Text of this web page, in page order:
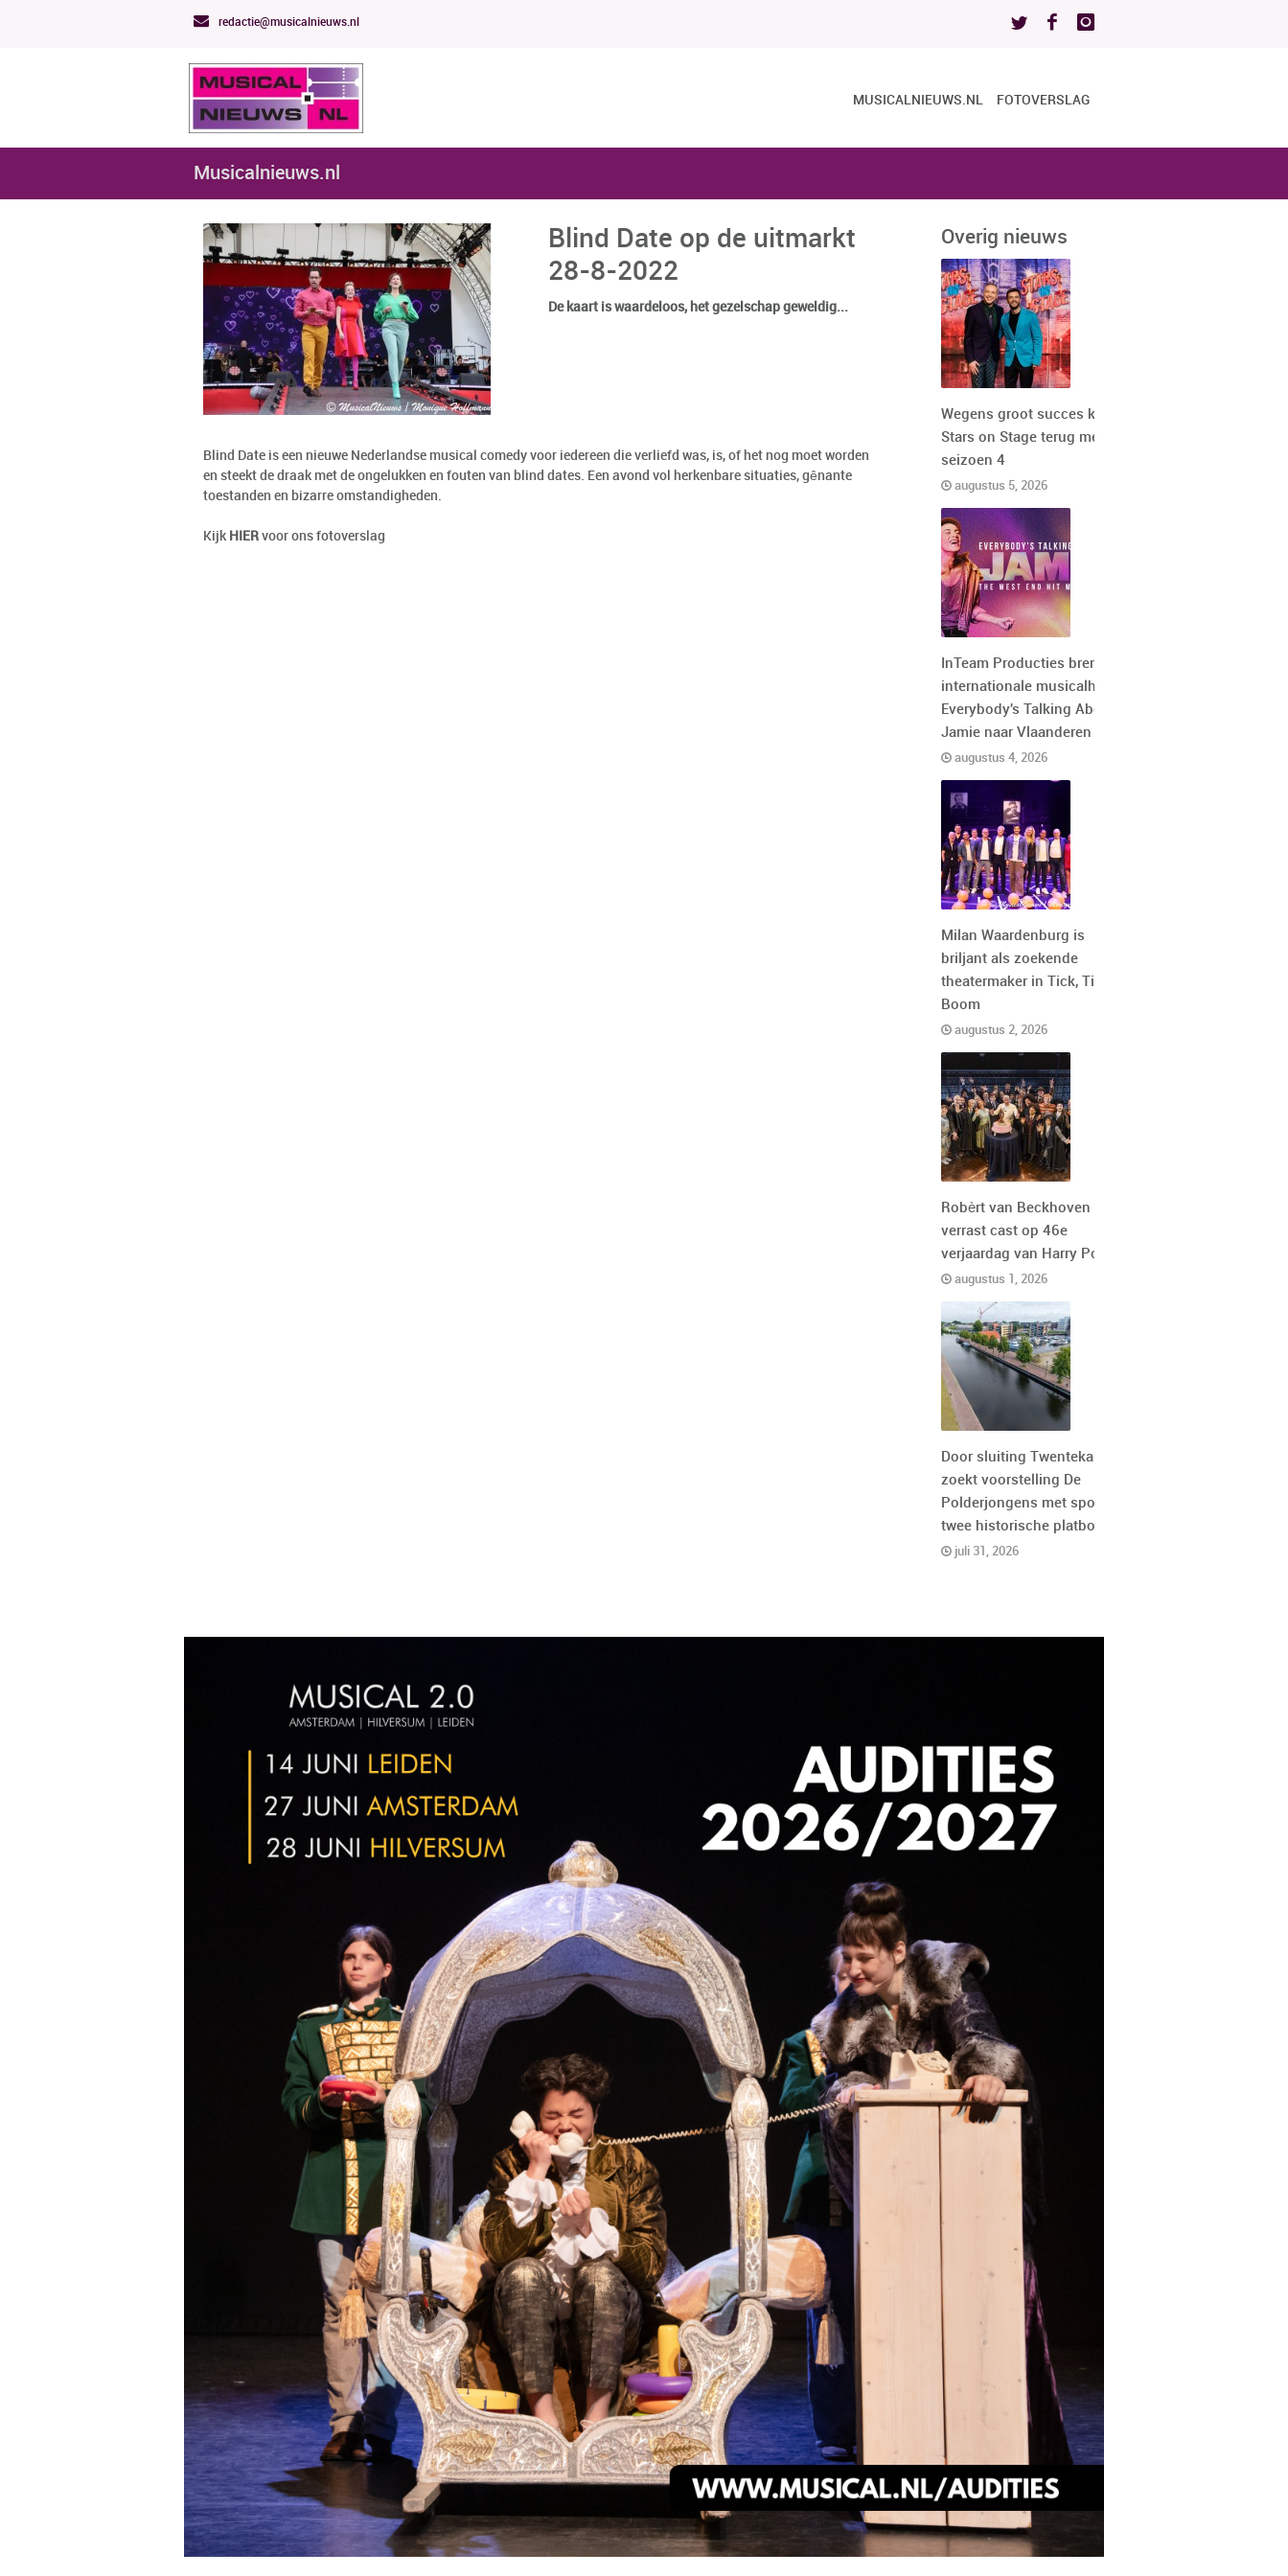
redactie@musicalnieuws.nl
MUSICALNIEUWS.NL FOTOVERSLAG
Musicalnieuws.nl
Blind Date op de uitmarkt
28-8-2022
De kaart is waardeloos, het gezelschap geweldig...
Blind Date is een nieuwe Nederlandse musical comedy voor iedereen die verliefd was, is, of het nog moet worden
en steekt de draak met de ongelukken en fouten van blind dates. Een avond vol herkenbare situaties, gênante
toestanden en bizarre omstandigheden.
Kijk HIER voor ons fotoverslag
Overig nieuws
Wegens groot succes keert
Stars on Stage terug met
seizoen 4
augustus 5, 2026
InTeam Producties brengt de
internationale musicalhit
Everybody's Talking About
Jamie naar Vlaanderen
augustus 4, 2026
Milan Waardenburg is
briljant als zoekende
theatermaker in Tick, Tick,
Boom
augustus 2, 2026
Robèrt van Beckhoven
verrast cast op 46e
verjaardag van Harry Potter
augustus 1, 2026
Door sluiting Twentekanaal
zoekt voorstelling De
Polderjongens met spoed
twee historische platbodems
juli 31, 2026